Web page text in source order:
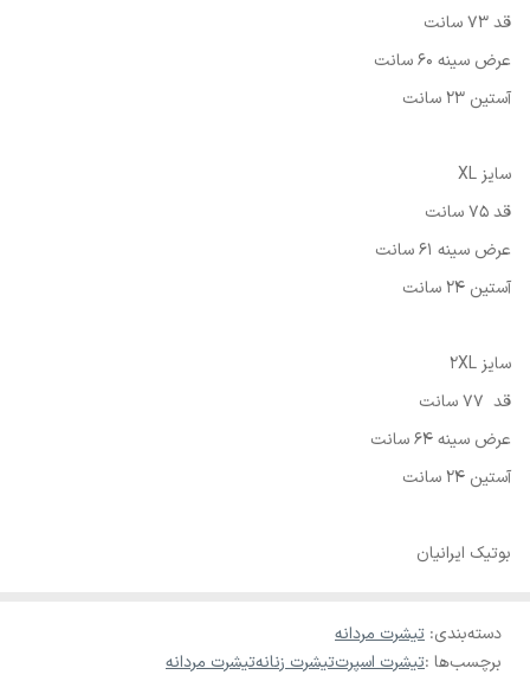
قد 73 سانت
عرض سینه 60 سانت
آستین 23 سانت
سایز XL
قد 75 سانت
عرض سینه 61 سانت
آستین 24 سانت
سایز 2XL
قد 77 سانت
عرض سینه 64 سانت
آستین 24 سانت
بوتیک ایرانیان
دسته‌بندی: تیشرت مردانه
برچسب‌ها :تیشرت اسپرتتیشرت زنانهتیشرت مردانه